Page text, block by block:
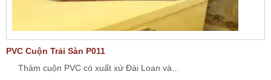
PVC Cuộn Trải Sàn P011
Thảm cuộn PVC có xuất xứ Đài Loan và...